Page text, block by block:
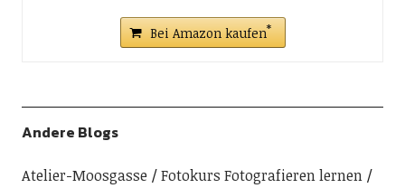
Bei Amazon kaufen
Andere Blogs
Atelier-Moosgasse
Fotokurs Fotografieren lernen